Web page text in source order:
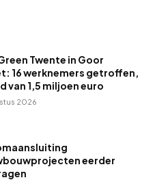
Twente in Goor
16 werknemers getroffen,
van 1,5 miljoen euro
2026
eerder